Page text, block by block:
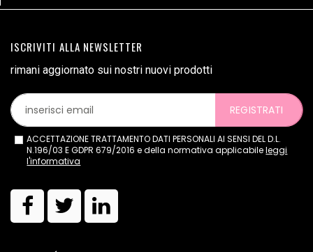
ISCRIVITI ALLA NEWSLETTER
rimani aggiornato sui nostri nuovi prodotti
REGISTRATI
ACCETTAZIONE TRATTAMENTO DATI PERSONALI AI SENSI DEL D.L.
N.196/03 E GDPR 679/2016 e della normativa applicabileleggi
l'informativa